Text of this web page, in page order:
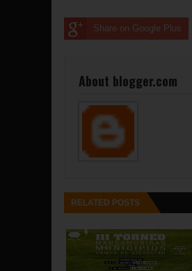
Share on Google Plus
About blogger.com
RELATED POSTS